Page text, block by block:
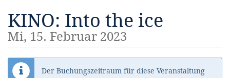
Haupt-
Inhalt
springen
KINO: Into the ice
Mi, 15. Februar 2023
Der Buchungszeitraum für diese Veranstaltung